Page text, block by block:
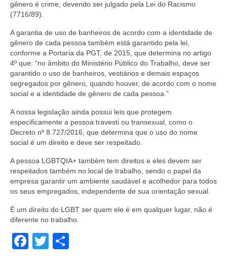
gênero é crime, devendo ser julgado pela Lei do Racismo
(7716/89).
A garantia de uso de banheiros de acordo com a identidade de
gênero de cada pessoa também está garantido pela lei,
conforme a Portaria da PGT, de 2015, que determina no artigo
4º que: “no âmbito do Ministério Público do Trabalho, deve ser
garantido o uso de banheiros, vestiários e demais espaços
segregados por gênero, quando houver, de acordo com o nome
social e a identidade de gênero de cada pessoa.”
A nossa legislação ainda possui leis que protegem
especificamente a pessoa travesti ou transexual, como o
Decreto nº 8.727/2016, que determina que o uso do nome
social é um direito e deve ser respeitado.
A pessoa LGBTQIA+ também tem direitos e eles devem ser
respeitados também no local de trabalho, sendo o papel da
empresa garantir um ambiente saudável e acolhedor para todos
os seus empregados, independente de sua orientação sexual.
É um direito do LGBT ser quem ele é em qualquer lugar, não é
diferente no trabalho.
Facebook
Twitter